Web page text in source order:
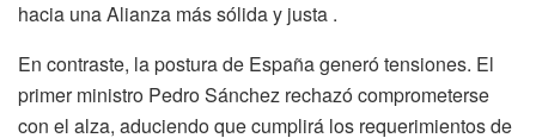
hacia una Alianza más sólida y justa .
En contraste, la postura de España generó tensiones. El
primer ministro Pedro Sánchez rechazó comprometerse
con el alza, aduciendo que cumplirá los requerimientos de